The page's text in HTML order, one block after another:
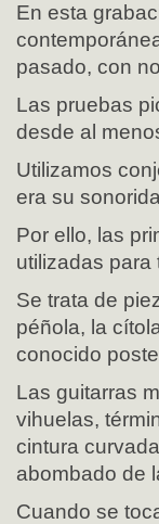
En esta
pasado, con
Las pruebas
desde al
Utilizamos
era su
Por ello, las
utilizadas para
Se trata de
péñola, la
conocido
Las guitarras
vihuelas,
cintura
abombado de
Cuando se